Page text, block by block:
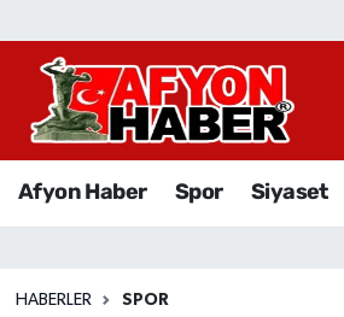
Afyon Haber Spor Siyaset
HABERLER SPOR
Afyon Haber